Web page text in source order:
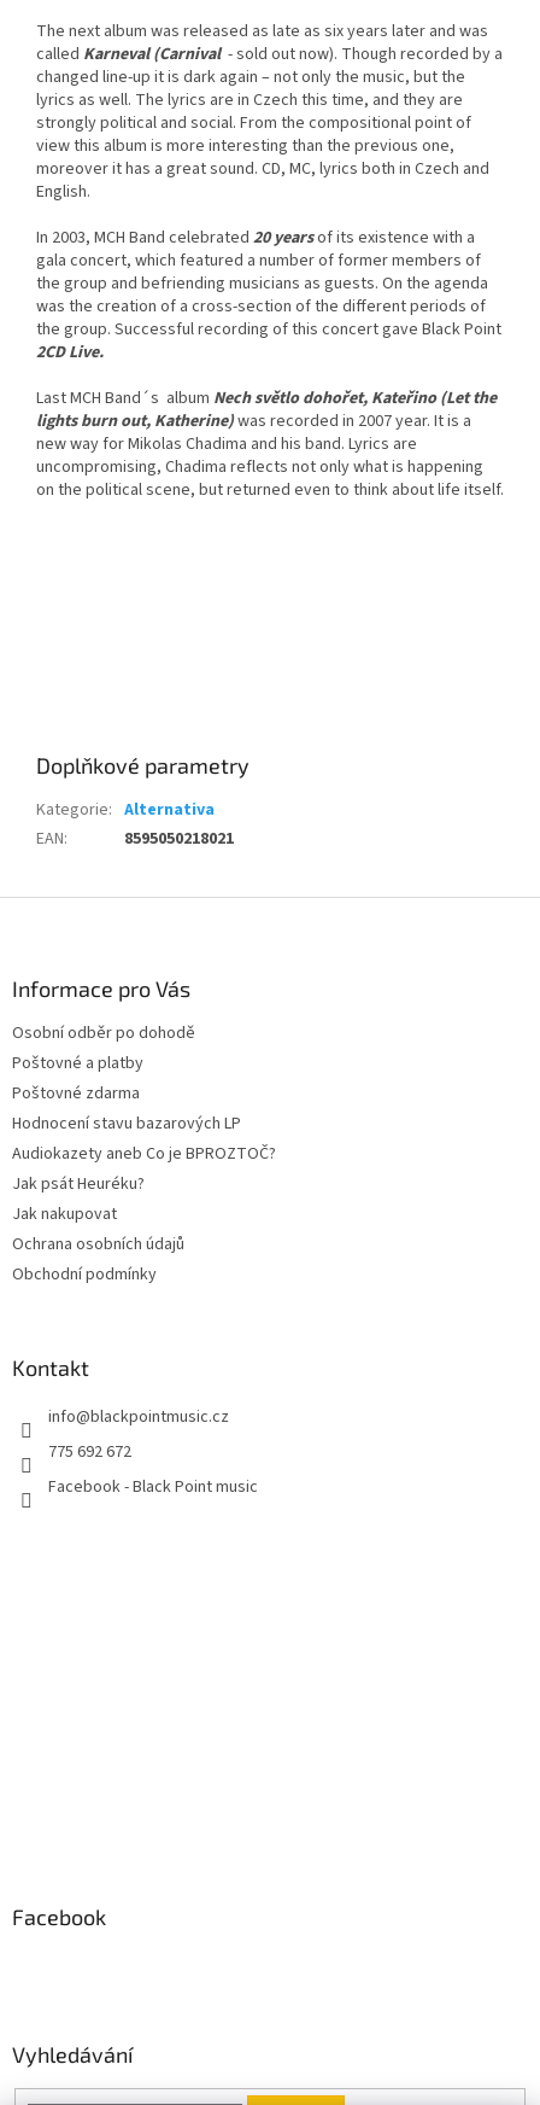
The next album was released as late as six years later and was
called Karneval (Carnival - sold out now). Though recorded by a
changed line-up it is dark again – not only the music, but the
lyrics as well. The lyrics are in Czech this time, and they are
strongly political and social. From the compositional point of
view this album is more interesting than the previous one,
moreover it has a great sound. CD, MC, lyrics both in Czech and
English.
In 2003, MCH Band celebrated 20 yearsof its existence with a
gala concert, which featured a number of former members of
the group and befriending musicians as guests. On the agenda
was the creation of a cross-section of the different periods of
the group. Successful recording of this concert gave Black Point
2CD Live.
Last MCH Band´s album Nech světlo dohořet, Kateřino (Let the
lights burn out, Katherine)was recorded in 2007 year. It is a
new way for Mikolas Chadima and his band. Lyrics are
uncompromising, Chadima reflects not only what is happening
on the political scene, but returned even to think about life itself.
Doplňkové parametry
Kategorie: Alternativa
EAN: 8595050218021
Informace pro Vás
Osobní odběr po dohodě
Poštovné a platby
Poštovné zdarma
Hodnocení stavu bazarových LP
Audiokazety aneb Co je BPROZTOČ?
Jak psát Heuréku?
Jak nakupovat
Ochrana osobních údajů
Obchodní podmínky
Kontakt
info@blackpointmusic.cz
775 692 672
Facebook - Black Point music
Facebook
Vyhledávání